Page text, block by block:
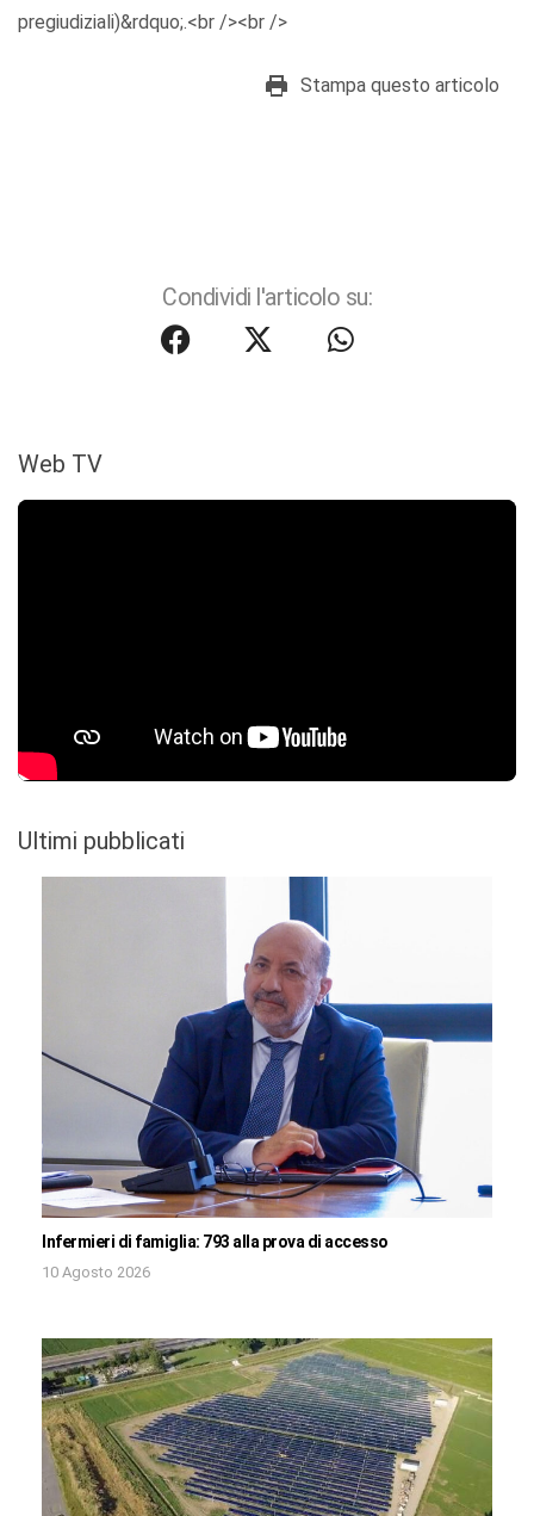
pregiudiziali)&rdquo;.<br /><br />
Stampa questo articolo
Condividi l'articolo su:
Web TV
Ultimi pubblicati
Infermieri di famiglia: 793 alla prova di accesso
10 Agosto 2026